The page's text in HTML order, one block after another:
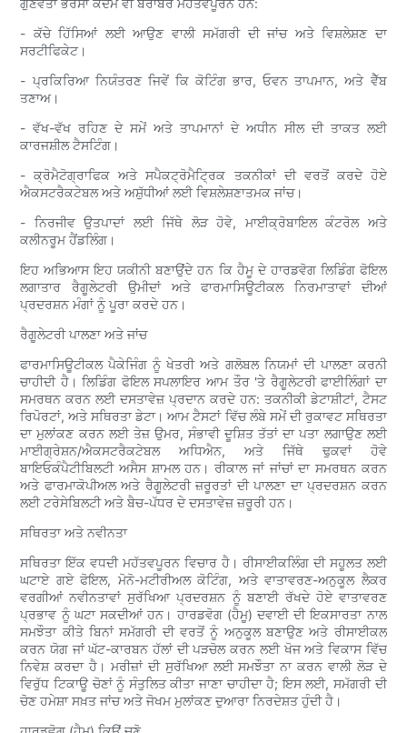
- ਕੱਚੇ ਹਿੱਸਿਆਂ ਲਈ ਆਉਣ ਵਾਲੀ ਸਮੱਗਰੀ ਦੀ ਜਾਂਚ ਅਤੇ ਵਿਸ਼ਲੇਸ਼ਣ ਦਾ
ਸਰਟੀਫਿਕੇਟ।
- ਪ੍ਰਕਿਰਿਆ ਨਿਯੰਤਰਣ ਜਿਵੇਂ ਕਿ ਕੋਟਿੰਗ ਭਾਰ, ਓਵਨ ਤਾਪਮਾਨ, ਅਤੇ ਵੈੱਬ
ਤਣਾਅ।
- ਵੱਖ-ਵੱਖ ਰਹਿਣ ਦੇ ਸਮੇਂ ਅਤੇ ਤਾਪਮਾਨਾਂ ਦੇ ਅਧੀਨ ਸੀਲ ਦੀ ਤਾਕਤ ਲਈ
ਕਾਰਜਸ਼ੀਲ ਟੈਸਟਿੰਗ।
- ਕ੍ਰੋਮੈਟੋਗ੍ਰਾਫਿਕ ਅਤੇ ਸਪੈਕਟ੍ਰੋਮੈਟ੍ਰਿਕ ਤਕਨੀਕਾਂ ਦੀ ਵਰਤੋਂ ਕਰਦੇ ਹੋਏ
ਐਕਸਟਰੈਕਟੇਬਲ ਅਤੇ ਅਸ਼ੁੱਧੀਆਂ ਲਈ ਵਿਸ਼ਲੇਸ਼ਣਾਤਮਕ ਜਾਂਚ।
- ਨਿਰਜੀਵ ਉਤਪਾਦਾਂ ਲਈ ਜਿੱਥੇ ਲੋੜ ਹੋਵੇ, ਮਾਈਕ੍ਰੋਬਾਇਲ ਕੰਟਰੋਲ ਅਤੇ
ਕਲੀਨਰੂਮ ਹੈਂਡਲਿੰਗ।
ਇਹ ਅਭਿਆਸ ਇਹ ਯਕੀਨੀ ਬਣਾਉਂਦੇ ਹਨ ਕਿ ਹੈਮੂ ਦੇ ਹਾਰਡਵੋਗ ਲਿਡਿੰਗ ਫੋਇਲ
ਲਗਾਤਾਰ ਰੈਗੂਲੇਟਰੀ ਉਮੀਦਾਂ ਅਤੇ ਫਾਰਮਾਸਿਊਟੀਕਲ ਨਿਰਮਾਤਾਵਾਂ ਦੀਆਂ
ਪ੍ਰਦਰਸ਼ਨ ਮੰਗਾਂ ਨੂੰ ਪੂਰਾ ਕਰਦੇ ਹਨ।
ਰੈਗੂਲੇਟਰੀ ਪਾਲਣਾ ਅਤੇ ਜਾਂਚ
ਫਾਰਮਾਸਿਊਟੀਕਲ ਪੈਕੇਜਿੰਗ ਨੂੰ ਖੇਤਰੀ ਅਤੇ ਗਲੋਬਲ ਨਿਯਮਾਂ ਦੀ ਪਾਲਣਾ ਕਰਨੀ
ਚਾਹੀਦੀ ਹੈ। ਲਿਡਿੰਗ ਫੋਇਲ ਸਪਲਾਇਰ ਆਮ ਤੌਰ 'ਤੇ ਰੈਗੂਲੇਟਰੀ ਫਾਈਲਿੰਗਾਂ ਦਾ
ਸਮਰਥਨ ਕਰਨ ਲਈ ਦਸਤਾਵੇਜ਼ ਪ੍ਰਦਾਨ ਕਰਦੇ ਹਨ: ਤਕਨੀਕੀ ਡੇਟਾਸ਼ੀਟਾਂ, ਟੈਸਟ
ਰਿਪੋਰਟਾਂ, ਅਤੇ ਸਥਿਰਤਾ ਡੇਟਾ। ਆਮ ਟੈਸਟਾਂ ਵਿੱਚ ਲੰਬੇ ਸਮੇਂ ਦੀ ਰੁਕਾਵਟ ਸਥਿਰਤਾ
ਦਾ ਮੁਲਾਂਕਣ ਕਰਨ ਲਈ ਤੇਜ਼ ਉਮਰ, ਸੰਭਾਵੀ ਦੂਸ਼ਿਤ ਤੱਤਾਂ ਦਾ ਪਤਾ ਲਗਾਉਣ ਲਈ
ਮਾਈਗ੍ਰੇਸ਼ਨ/ਐਕਸਟਰੈਕਟੇਬਲ ਅਧਿਐਨ, ਅਤੇ ਜਿੱਥੇ ਢੁਕਵਾਂ ਹੋਵੇ
ਬਾਇਓਕੰਪੈਟੀਬਿਲਟੀ ਅਸੈਸ ਸ਼ਾਮਲ ਹਨ। ਰੀਕਾਲ ਜਾਂ ਜਾਂਚਾਂ ਦਾ ਸਮਰਥਨ ਕਰਨ
ਅਤੇ ਫਾਰਮਾਕੋਪੀਅਲ ਅਤੇ ਰੈਗੂਲੇਟਰੀ ਜ਼ਰੂਰਤਾਂ ਦੀ ਪਾਲਣਾ ਦਾ ਪ੍ਰਦਰਸ਼ਨ ਕਰਨ
ਲਈ ਟਰੇਸੇਬਿਲਟੀ ਅਤੇ ਬੈਚ-ਪੱਧਰ ਦੇ ਦਸਤਾਵੇਜ਼ ਜ਼ਰੂਰੀ ਹਨ।
ਸਥਿਰਤਾ ਅਤੇ ਨਵੀਨਤਾ
ਸਥਿਰਤਾ ਇੱਕ ਵਧਦੀ ਮਹੱਤਵਪੂਰਨ ਵਿਚਾਰ ਹੈ। ਰੀਸਾਈਕਲਿੰਗ ਦੀ ਸਹੂਲਤ ਲਈ
ਘਟਾਏ ਗਏ ਫੋਇਲ, ਮੋਨੋ-ਮਟੀਰੀਅਲ ਕੋਟਿੰਗ, ਅਤੇ ਵਾਤਾਵਰਣ-ਅਨੁਕੂਲ ਲੈਕਰ
ਵਰਗੀਆਂ ਨਵੀਨਤਾਵਾਂ ਸੁਰੱਖਿਆ ਪ੍ਰਦਰਸ਼ਨ ਨੂੰ ਬਣਾਈ ਰੱਖਦੇ ਹੋਏ ਵਾਤਾਵਰਣ
ਪ੍ਰਭਾਵ ਨੂੰ ਘਟਾ ਸਕਦੀਆਂ ਹਨ। ਹਾਰਡਵੋਗ (ਹੈਮੂ) ਦਵਾਈ ਦੀ ਇਕਸਾਰਤਾ ਨਾਲ
ਸਮਝੌਤਾ ਕੀਤੇ ਬਿਨਾਂ ਸਮੱਗਰੀ ਦੀ ਵਰਤੋਂ ਨੂੰ ਅਨੁਕੂਲ ਬਣਾਉਣ ਅਤੇ ਰੀਸਾਈਕਲ
ਕਰਨ ਯੋਗ ਜਾਂ ਘੱਟ-ਕਾਰਬਨ ਹੱਲਾਂ ਦੀ ਪੜਚੋਲ ਕਰਨ ਲਈ ਖੋਜ ਅਤੇ ਵਿਕਾਸ ਵਿੱਚ
ਨਿਵੇਸ਼ ਕਰਦਾ ਹੈ। ਮਰੀਜ਼ਾਂ ਦੀ ਸੁਰੱਖਿਆ ਲਈ ਸਮਝੌਤਾ ਨਾ ਕਰਨ ਵਾਲੀ ਲੋੜ ਦੇ
ਵਿਰੁੱਧ ਟਿਕਾਊ ਚੋਣਾਂ ਨੂੰ ਸੰਤੁਲਿਤ ਕੀਤਾ ਜਾਣਾ ਚਾਹੀਦਾ ਹੈ; ਇਸ ਲਈ, ਸਮੱਗਰੀ ਦੀ
ਚੋਣ ਹਮੇਸ਼ਾ ਸਖ਼ਤ ਜਾਂਚ ਅਤੇ ਜੋਖਮ ਮੁਲਾਂਕਣ ਦੁਆਰਾ ਨਿਰਦੇਸ਼ਤ ਹੁੰਦੀ ਹੈ।